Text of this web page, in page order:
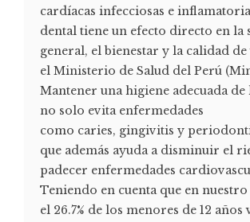
cardíacas infecciosas e
dental tiene un efecto directo en la
general, el bienestar y la calidad de
el Ministerio de Salud del Perú
Mantener una higiene adecuada de
no solo evita enfermedades
como caries, gingivitis y
que además ayuda a disminuir el
padecer enfermedades
Teniendo en cuenta que en
el 26.7% de los menores de 12 años